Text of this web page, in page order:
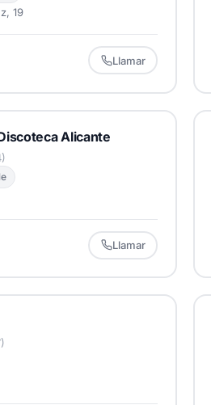
19
Llamar
Alicante
Llamar